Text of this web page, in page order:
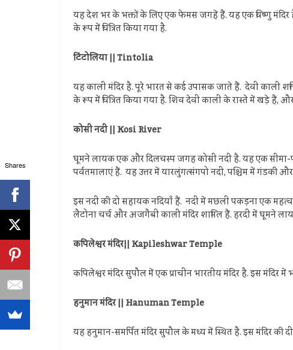
यह देश भर के भक्तों के लिए एक फेमस जगहें हैं. यह एक विष्णु मंदिर
के रूप में चित्रित किया गया है.
टिंटोलिया || Tintolia
यह काली मंदिर है. पूरे भारत से कई उपासक जाते हैं. देवी काली
के रूप में चित्रित किया गया है. शिव देवी काली के रास्ते में खड़े हैं,
कोसी नदी || Kosi River
घूमने लायक एक और दिलचस्प जगह कोसी नदी है. यह एक सीमा-
पर्वतमालाएं हैं. यह उत्तर में यारलुंगत्संगपो नदी, पश्चिम में गंडकी
इस नदी की दो सहायक नदियाँ हैं. नदी में मछली पकड़ना एक
लैटोना चर्च और अजगैबी काली मंदिर शामिल हैं. हरदी में घूमने
कपिलेश्वर मंदिर|| Kapileshwar Temple
कपिलेश्वर मंदिर सुपौल में एक प्राचीन भारतीय मंदिर है. इस मंदिर
हनुमान मंदिर || Hanuman Temple
यह हनुमान-समर्पित मंदिर सुपौल के मध्य में स्थित है. इस मंदिर की
Shares